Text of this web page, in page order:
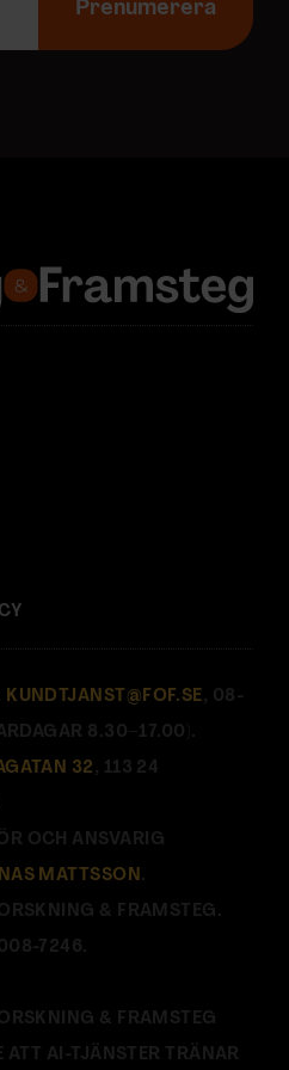
Prenumerera
KUNDTJANST@FOF.SE , 08-
8.30–17.00).
32 , 113 24
OCH ANSVARIG
MATTSSON.
& FRAMSTEG.
7246.
& FRAMSTEG
ATT AI-TJÄNSTER TRÄNAR